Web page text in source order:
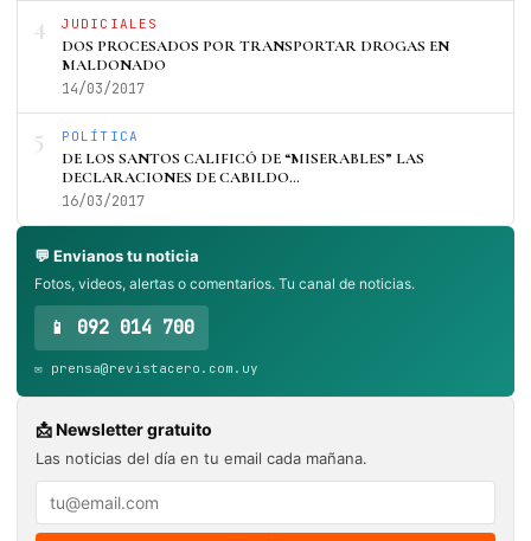
4 JUDICIALES
DOS PROCESADOS POR TRANSPORTAR DROGAS EN
MALDONADO
14/03/2017
5 POLÍTICA
DE LOS SANTOS CALIFICÓ DE “MISERABLES” LAS
DECLARACIONES DE CABILDO…
16/03/2017
💬 Envianos tu noticia
Fotos, videos, alertas o comentarios. Tu canal de noticias.
📱 092 014 700
✉️ prensa@revistacero.com.uy
📩 Newsletter gratuito
Las noticias del día en tu email cada mañana.